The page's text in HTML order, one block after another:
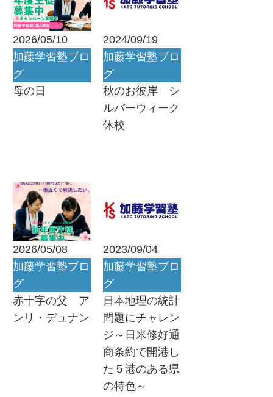
2026/05/10
加藤学習塾ブロ
グ
母の日
2024/09/19
加藤学習塾ブロ
グ
秋のお彼岸 シ
ルバーウィーク
休校
2026/05/08
加藤学習塾ブロ
グ
赤十字の父 ア
ンリ・デュナン
2023/09/04
加藤学習塾ブロ
グ
日本地理の統計
問題にチャレン
ジ～日米修好通
商条約で開港し
た５港のある県
の特色～